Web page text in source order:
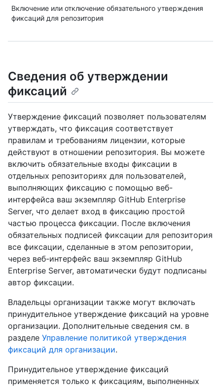
Включение или отключение обязательного утверждения
фиксаций для репозитория
Сведения об утверждении
фиксаций
Утверждение фиксаций позволяет пользователям
утверждать, что фиксация соответствует
правилам и требованиям лицензии, которые
действуют в отношении репозитория. Вы можете
включить обязательные входы фиксации в
отдельных репозиториях для пользователей,
выполняющих фиксацию с помощью веб-
интерфейса ваш экземпляр GitHub Enterprise
Server, что делает вход в фиксацию простой
частью процесса фиксации. После включения
обязательных подписей фиксации для репозитория
все фиксации, сделанные в этом репозитории,
через веб-интерфейс ваш экземпляр GitHub
Enterprise Server, автоматически будут подписаны
автор фиксации.
Владельцы организации также могут включать
принудительное утверждение фиксаций на уровне
организации. Дополнительные сведения см. в
разделе Управление политикой утверждения
фиксаций для организации.
Принудительное утверждение фиксаций
применяется только к фиксациям, выполненных